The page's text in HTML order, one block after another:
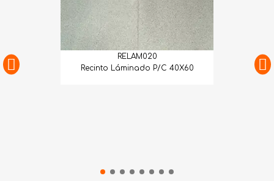
RELAM020
Recinto Láminado P/C 40X60